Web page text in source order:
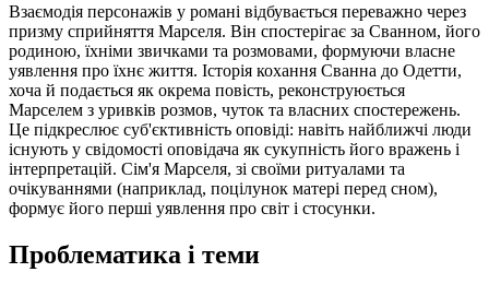
Взаємодія персонажів у романі відбувається переважно через
призму сприйняття Марселя. Він спостерігає за Сванном, його
родиною, їхніми звичками та розмовами, формуючи власне
уявлення про їхнє життя. Історія кохання Сванна до Одетти,
хоча й подається як окрема повість, реконструюється
Марселем з уривків розмов, чуток та власних спостережень.
Це підкреслює суб'єктивність оповіді: навіть найближчі люди
існують у свідомості оповідача як сукупність його вражень і
інтерпретацій. Сім'я Марселя, зі своїми ритуалами та
очікуваннями (наприклад, поцілунок матері перед сном),
формує його перші уявлення про світ і стосунки.
Проблематика і теми